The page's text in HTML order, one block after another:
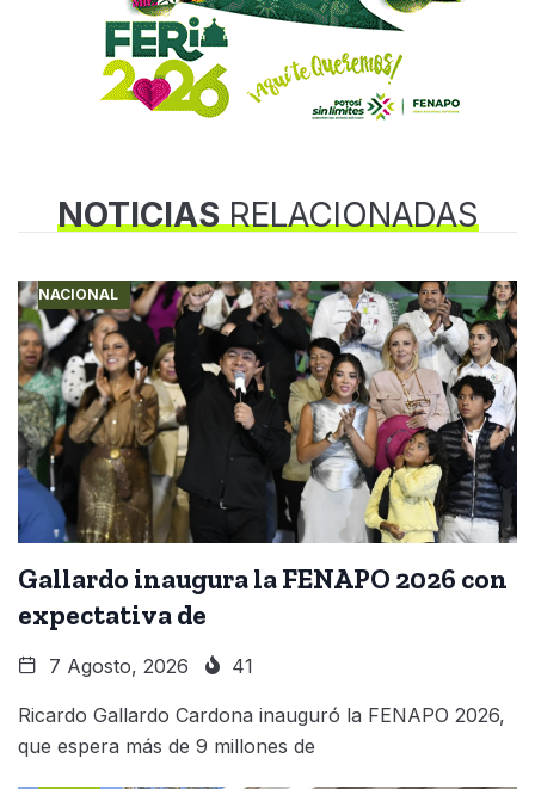
NOTICIASRELACIONADAS
NACIONAL
Gallardo inaugura la FENAPO 2026 con
expectativa de
7 Agosto, 2026 41
Ricardo Gallardo Cardona inauguró la FENAPO 2026,
que espera más de 9 millones de